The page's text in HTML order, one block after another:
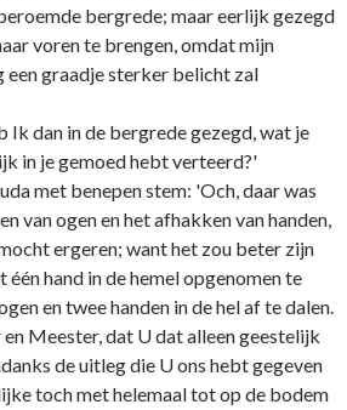
bergrede; maar eerlijk gezegd
voren te brengen, omdat mijn
een graadje sterker belicht zal
Ik dan in de bergrede gezegd, wat je
in je gemoed hebt verteerd?'
met benepen stem: 'Och, daar was
van ogen en het afhakken van handen,
ergeren; want het zou beter zijn
één hand in de hemel opgenomen te
en twee handen in de hel af te dalen.
Meester, dat U dat alleen geestelijk
de uitleg die U ons hebt gegeven
toch met helemaal tot op de bodem